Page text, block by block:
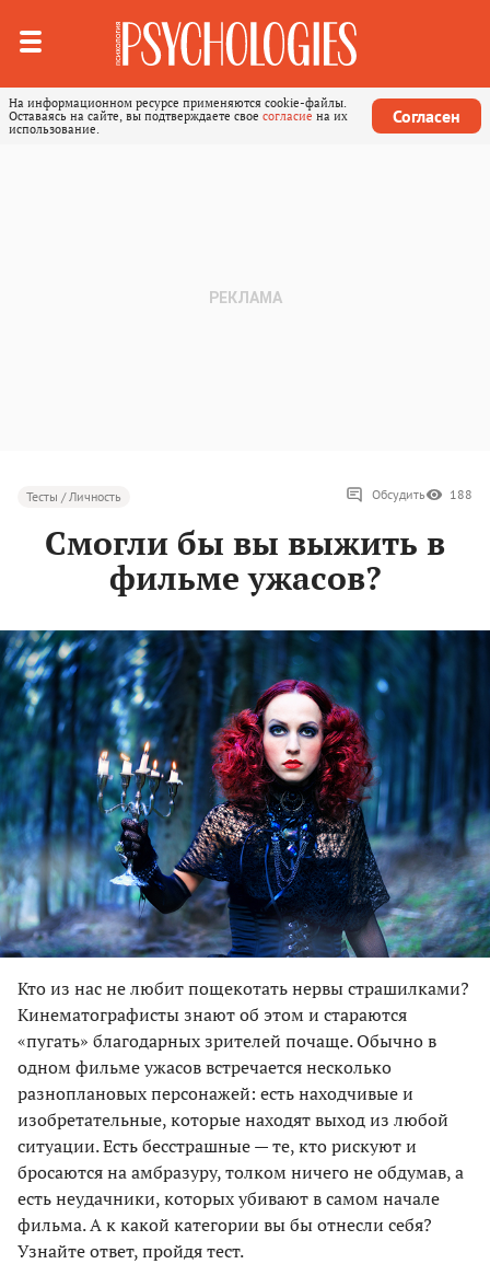
На информационном ресурсе применяются cookie-файлы.
Оставаясь на сайте, вы подтверждаете свое согласие на их
использование.
Согласен
Тесты / Личность Обсудить 188
Смогли бы вы выжить в
фильме ужасов?
Кто из нас не любит пощекотать нервы страшилками?
Кинематографисты знают об этом и стараются
«пугать» благодарных зрителей почаще. Обычно в
одном фильме ужасов встречается несколько
разноплановых персонажей: есть находчивые и
изобретательные, которые находят выход из любой
ситуации. Есть бесстрашные — те, кто рискуют и
бросаются на амбразуру, толком ничего не обдумав, а
есть неудачники, которых убивают в самом начале
фильма. А к какой категории вы бы отнесли себя?
Узнайте ответ, пройдя тест.